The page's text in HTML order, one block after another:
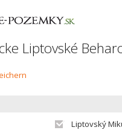
Liptovské
Liptovský